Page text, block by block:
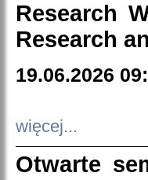
Research
Research
19.06.2026
więcej...
Otwarte